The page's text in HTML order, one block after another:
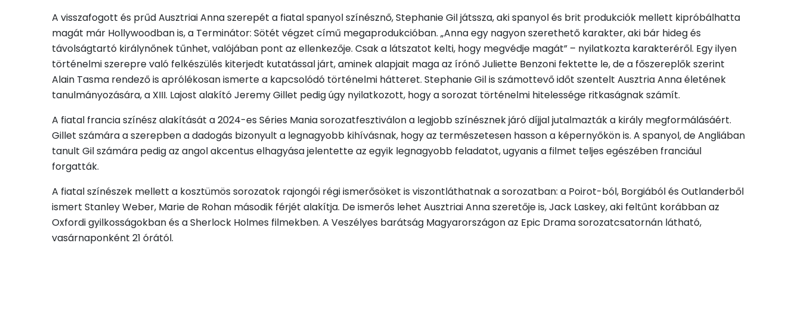
A visszafogott és prűd Ausztriai Anna szerepét a fiatal spanyol színésznő, Stephanie Gil játssza, aki spanyol és brit produkciók mellett kipróbálhatta
magát már Hollywoodban is, a Terminátor: Sötét végzet című megaprodukcióban. „Anna egy nagyon szerethető karakter, aki bár hideg és
távolságtartó királynőnek tűnhet, valójában pont az ellenkezője. Csak a látszatot kelti, hogy megvédje magát” – nyilatkozta karakteréről. Egy ilyen
történelmi szerepre való felkészülés kiterjedt kutatással járt, aminek alapjait maga az írónő Juliette Benzoni fektette le, de a főszereplők szerint
Alain Tasma rendező is aprólékosan ismerte a kapcsolódó történelmi hátteret. Stephanie Gil is számottevő időt szentelt Ausztria Anna életének
tanulmányozására, a XIII. Lajost alakító Jeremy Gillet pedig úgy nyilatkozott, hogy a sorozat történelmi hitelessége ritkaságnak számít.
A fiatal francia színész alakítását a 2024-es Séries Mania sorozatfesztiválon a legjobb színésznek járó díjjal jutalmazták a király megformálásáért.
Gillet számára a szerepben a dadogás bizonyult a legnagyobb kihívásnak, hogy az természetesen hasson a képernyőkön is. A spanyol, de Angliában
tanult Gil számára pedig az angol akcentus elhagyása jelentette az egyik legnagyobb feladatot, ugyanis a filmet teljes egészében franciául
forgatták.
A fiatal színészek mellett a kosztümös sorozatok rajongói régi ismerősöket is viszontláthatnak a sorozatban: a Poirot-ból, Borgiából és Outlanderből
ismert Stanley Weber, Marie de Rohan második férjét alakítja. De ismerős lehet Ausztriai Anna szeretője is, Jack Laskey, aki feltűnt korábban az
Oxfordi gyilkosságokban és a Sherlock Holmes filmekben. A Veszélyes barátság Magyarországon az Epic Drama sorozatcsatornán látható,
vasárnaponként 21 órától.